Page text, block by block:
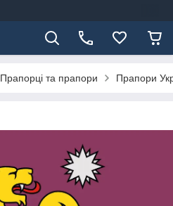
Прапорці та прапори Прапори